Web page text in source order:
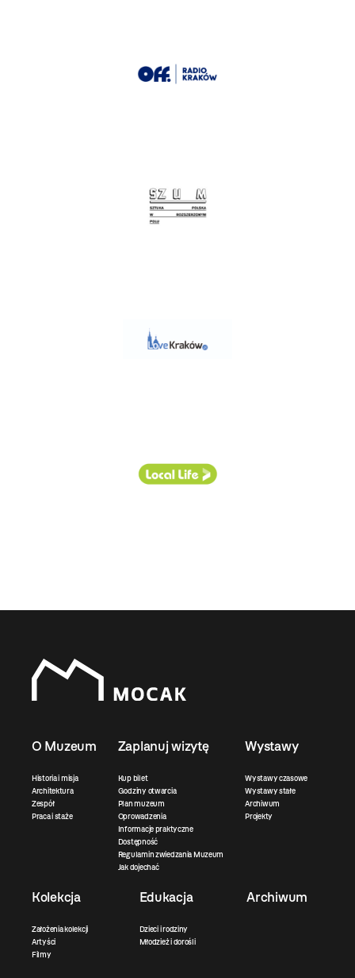
O Muzeum
Historia i misja
Architektura
Zespół
Praca i staże
Zaplanuj wizytę
Kup bilet
Godziny otwarcia
Plan muzeum
Oprowadzenia
Informacje praktyczne
Dostępność
Regulamin zwiedzania Muzeum
Jak dojechać
Wystawy
Wystawy czasowe
Wystawy stałe
Archiwum
Projekty
Kolekcja
Założenia kolekcji
Artyści
Filmy
Edukacja
Dzieci i rodziny
Młodzież i dorośli
Archiwum